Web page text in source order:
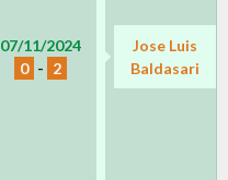
07/11/2024
0 - 2
Jose Luis
Baldasari